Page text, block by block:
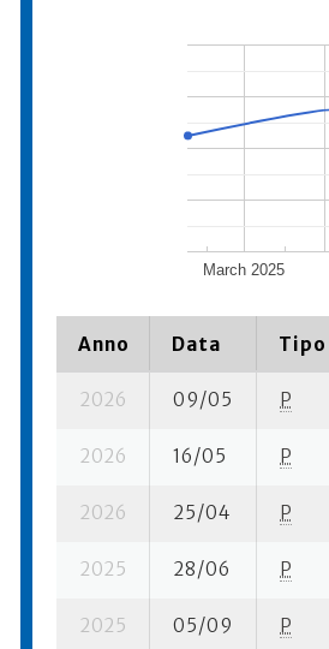
March 2025
Anno Data Tipo
2026 09/05 P
2026 16/05 P
2026 25/04 P
2025 28/06 P
2025 05/09 P